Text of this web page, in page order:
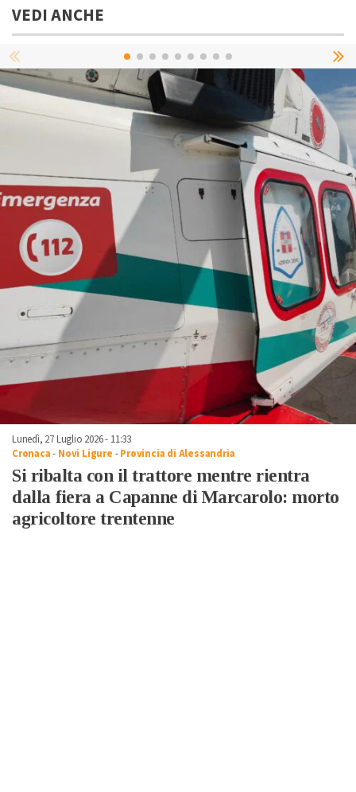
VEDI ANCHE
Lunedì, 27 Luglio 2026 - 11:33
Cronaca- Novi Ligure -Provincia di Alessandria
Si ribalta con il trattore mentre rientra
dalla fiera a Capanne di Marcarolo: morto
agricoltore trentenne